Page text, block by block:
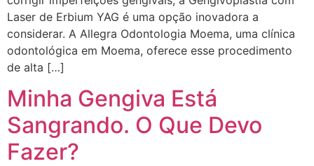
Laser de Erbium YAG é uma opção inovadora a
considerar. A Allegra Odontologia Moema, uma clínica
odontológica em Moema, oferece esse procedimento
de alta […]
Minha Gengiva Está
Sangrando. O Que Devo
Fazer?